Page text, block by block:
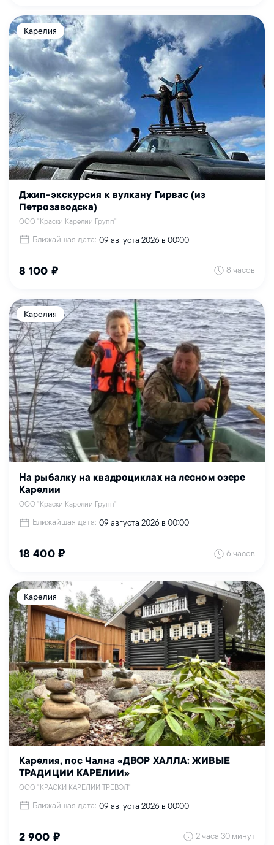
Карелия
Джип-экскурсия к вулкану Гирвас (из
Петрозаводска)
ООО "Краски Карелии Групп"
Ближайшая дата: 09 августа 2026 в 00:00
8 100 ₽ 8 часов
Карелия
На рыбалку на квадроциклах на лесном озере
Карелии
ООО "Краски Карелии Групп"
Ближайшая дата: 09 августа 2026 в 00:00
18 400 ₽ 6 часов
Карелия
Карелия, пос Чална «ДВОР ХАЛЛА: ЖИВЫЕ
ТРАДИЦИИ КАРЕЛИИ»
ООО "КРАСКИ КАРЕЛИИ ТРЕВЭЛ"
Ближайшая дата: 09 августа 2026 в 00:00
2 900 ₽ 2 часа 30 минут